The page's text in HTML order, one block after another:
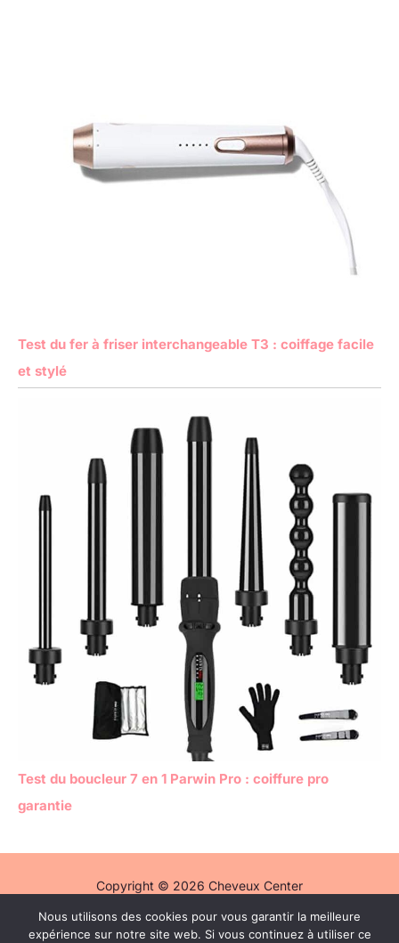
Test du fer à friser interchangeable T3 : coiffage facile
et stylé
Test du boucleur 7 en 1 Parwin Pro : coiffure pro
garantie
Copyright © 2026 Cheveux Center
Politique de confidentialité
Nous utilisons des cookies pour vous garantir la meilleure
expérience sur notre site web. Si vous continuez à utiliser ce